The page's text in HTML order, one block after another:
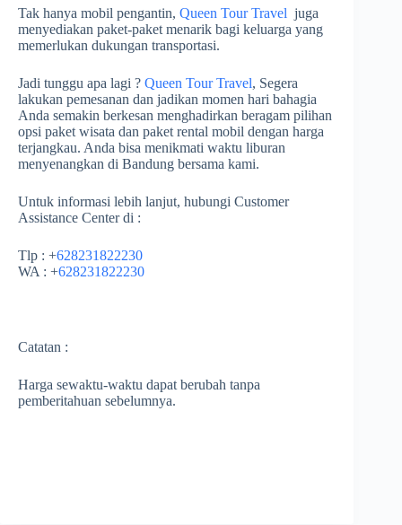
Tak hanya mobil pengantin, Queen Tour Travel juga
menyediakan paket-paket menarik bagi keluarga yang
memerlukan dukungan transportasi.
Jadi tunggu apa lagi ? Queen Tour Travel, Segera
lakukan pemesanan dan jadikan momen hari bahagia
Anda semakin berkesan menghadirkan beragam pilihan
opsi paket wisata dan paket rental mobil dengan harga
terjangkau. Anda bisa menikmati waktu liburan
menyenangkan di Bandung bersama kami.
Untuk informasi lebih lanjut, hubungi Customer
Assistance Center di :
Tlp : +628231822230
WA : +628231822230
Catatan :
Harga sewaktu-waktu dapat berubah tanpa
pemberitahuan sebelumnya.